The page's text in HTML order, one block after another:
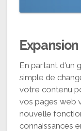
Expansion
En partant d'un
simple de
votre contenu
vos pages web
nouvelle
connaissances